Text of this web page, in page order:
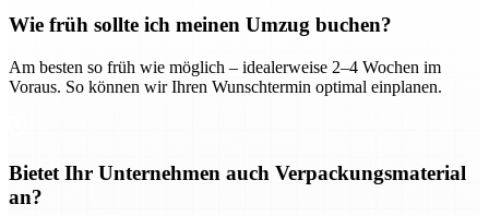
Wie früh sollte ich meinen Umzug buchen?
Am besten so früh wie möglich – idealerweise 2–4 Wochen im
Voraus. So können wir Ihren Wunschtermin optimal einplanen.
Bietet Ihr Unternehmen auch Verpackungsmaterial
an?